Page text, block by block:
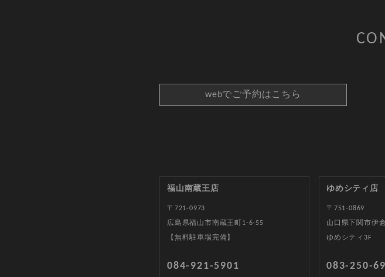
webでご予約はこちら
福山南蔵王店
〒721-0973
広島県福山市南蔵王町1-6-55
【無料駐車場完備】
084-921-5901
ゆめシティ店
〒751-0869
山口県下関市伊
ゆめシティ3F
083-250-